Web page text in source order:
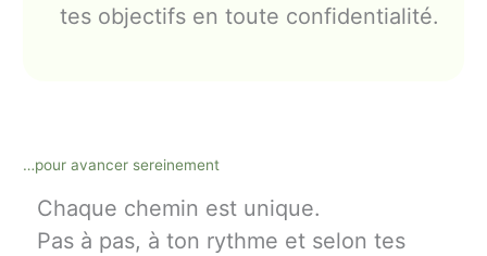
tes objectifs en toute confidentialité.
…pour avancer sereinement
Chaque chemin est unique.
Pas à pas, à ton rythme et selon tes